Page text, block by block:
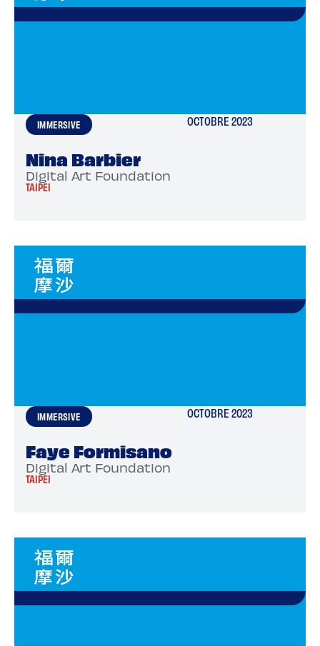
IMMERSIVE OCTOBRE 2023
Nina Barbier
Digital Art Foundation
TAIPEI
IMMERSIVE OCTOBRE 2023
Faye Formisano
Digital Art Foundation
TAIPEI